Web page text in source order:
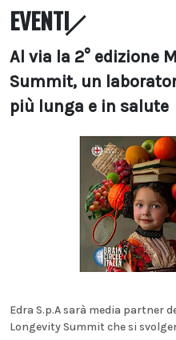
EVENTI
Al via la 2° edizione
Summit, un
più lunga e in salute
Edra S.p.A sarà media partner
Longevity Summit che si